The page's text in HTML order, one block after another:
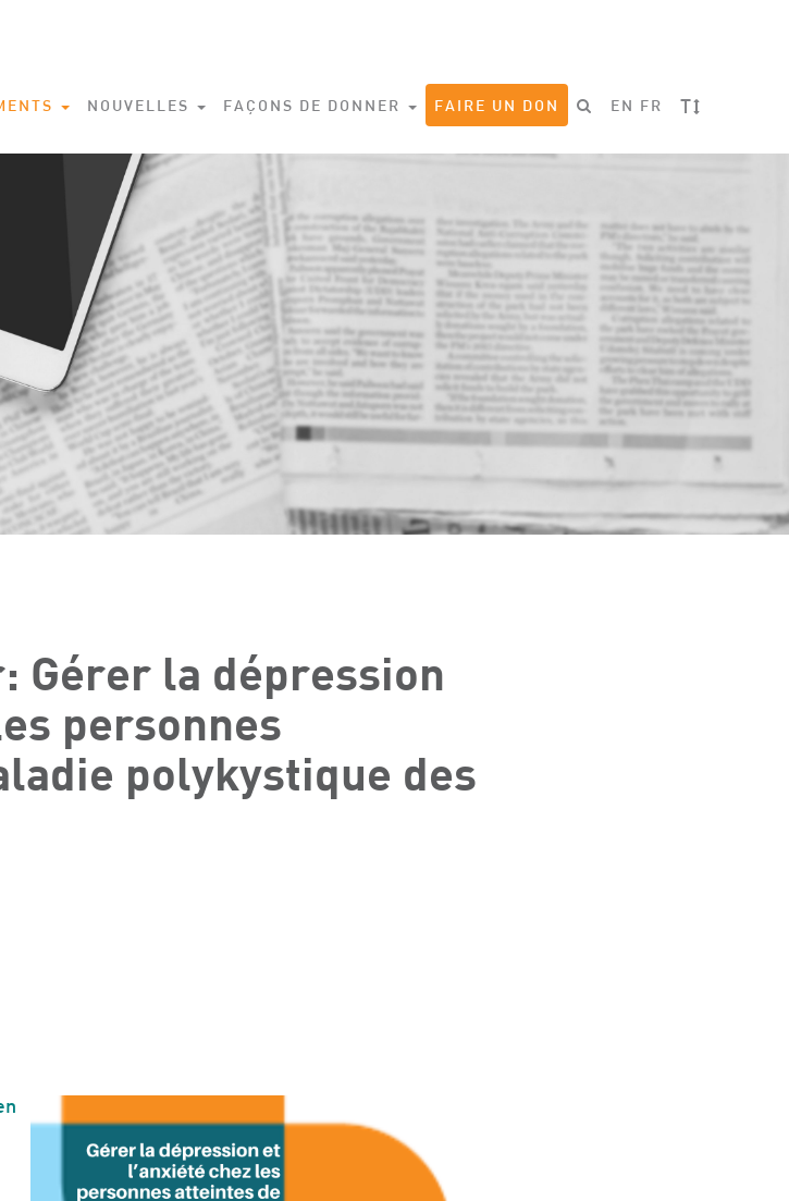
NOUVELLES FAÇONS DE DONNER FAIRE UN DON EN FR T
Gérer la dépression
personnes
polykystique des